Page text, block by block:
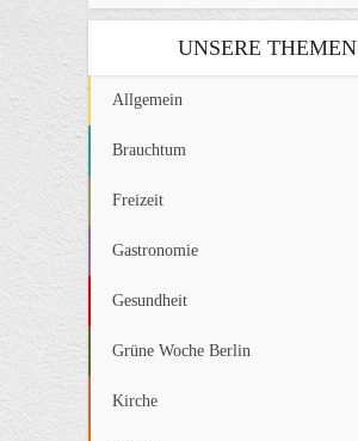
UNSERE THEMEN
Allgemein
Brauchtum
Freizeit
Gastronomie
Gesundheit
Grüne Woche Berlin
Kirche